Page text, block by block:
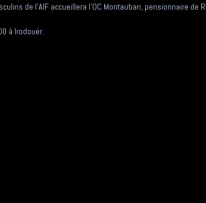
de l'AIF accueillera l'OC Montauban, pensionnaire de
à Irodouër.